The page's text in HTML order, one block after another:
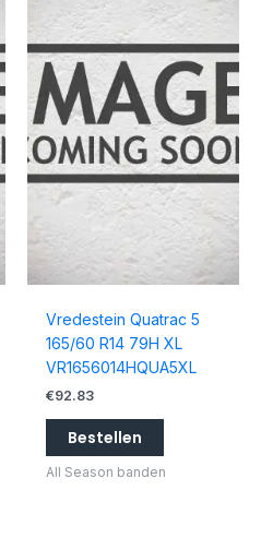
Vredestein Quatrac 5
165/60 R14 79H XL
VR1656014HQUA5XL
€92.83
Bestellen
All Season banden